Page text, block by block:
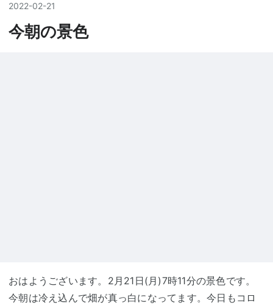
2022-02-21
今朝の景色
おはようございます。2月21日(月)7時11分の景色です。
今朝は冷え込んで畑が真っ白になってます。今日もコロ